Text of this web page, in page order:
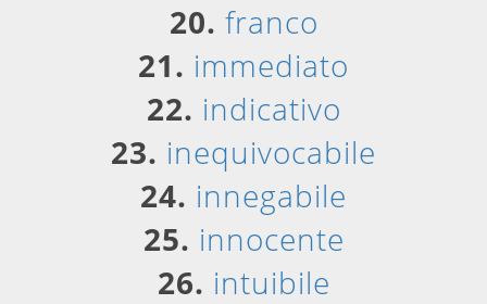
20. franco
21. immediato
22. indicativo
23. inequivocabile
24. innegabile
25. innocente
26. intuibile